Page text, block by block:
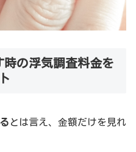
の浮気調査料金を
とは言え、金額だけを見れ